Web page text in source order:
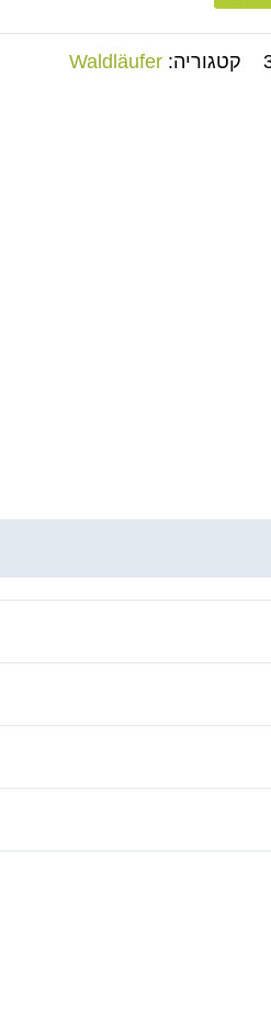
קטגוריה: Waldläufer